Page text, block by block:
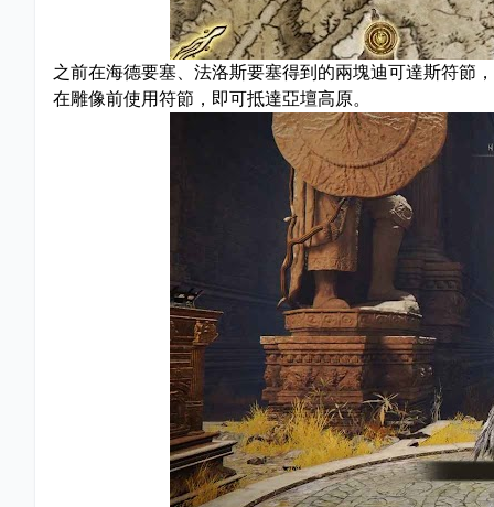
之前在海德要塞、法洛斯要塞得到的兩塊迪可達斯符節
在雕像前使用符節，即可抵達亞壇高原。